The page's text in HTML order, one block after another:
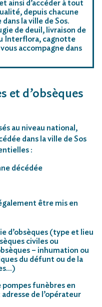
ainsi d’accéder à tout
depuis chacune
la ville de Sos.
de deuil, livraison de
Interflora, cagnotte
accompagne dans
et d’obsèques
au niveau national,
dans la ville de Sos
:
décédée
être mis en
d’obsèques (type et lieu
civiles ou
– inhumation ou
du défunt ou de la
pompes funèbres en
de l’opérateur